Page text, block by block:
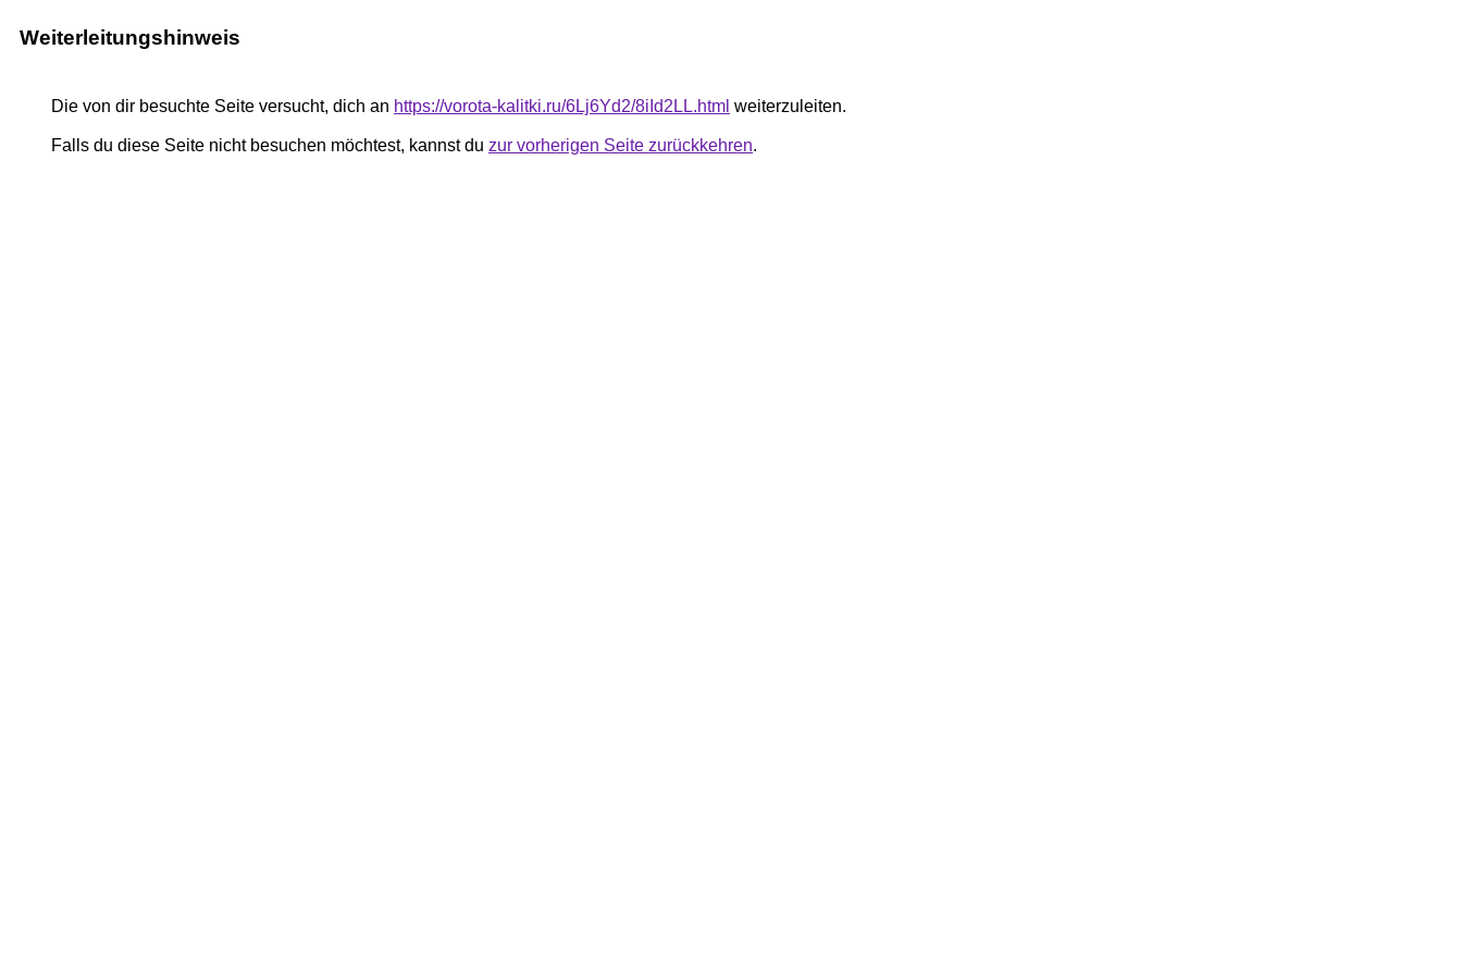
Weiterleitungshinweis
Die von dir besuchte Seite versucht, dich an https://vorota-kalitki.ru/6Lj6Yd2/8iId2LL.html weiterzuleiten.
Falls du diese Seite nicht besuchen möchtest, kannst du zur vorherigen Seite zurückkehren.